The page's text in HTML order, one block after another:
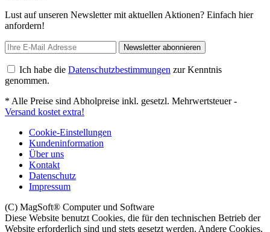
Lust auf unseren Newsletter mit aktuellen Aktionen? Einfach hier
anfordern!
Newsletter abonnieren
Ich habe die Datenschutzbestimmungen zur Kenntnis
genommen.
* Alle Preise sind Abholpreise inkl. gesetzl. Mehrwertsteuer -
Versand kostet extra!
Cookie-Einstellungen
Kundeninformation
Über uns
Kontakt
Datenschutz
Impressum
(C) MagSoft® Computer und Software
Diese Website benutzt Cookies, die für den technischen Betrieb der
Website erforderlich sind und stets gesetzt werden. Andere Cookies,